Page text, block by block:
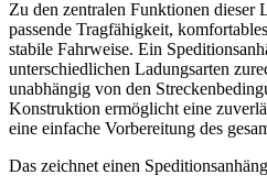
Zu den zentralen Funktionen dieser
passende Tragfähigkeit,
stabile Fahrweise. Ein
unterschiedlichen Ladungsarten
unabhängig von den
Konstruktion ermöglicht eine
eine einfache Vorbereitung des
Das zeichnet einen